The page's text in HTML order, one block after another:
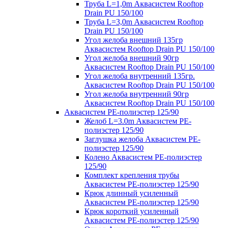
Труба L=1,0m Аквасистем Rooftop
Drain PU 150/100
Труба L=3,0m Аквасистем Rooftop
Drain PU 150/100
Угол желоба внешний 135гр
Аквасистем Rooftop Drain PU 150/100
Угол желоба внешний 90гр
Аквасистем Rooftop Drain PU 150/100
Угол желоба внутренний 135гр.
Аквасистем Rooftop Drain PU 150/100
Угол желоба внутренний 90гр
Аквасистем Rooftop Drain PU 150/100
Аквасистем PE-полиэстер 125/90
Желоб L=3.0m Аквасистем PE-
полиэстер 125/90
Заглушка желоба Аквасистем PE-
полиэстер 125/90
Колено Аквасистем PE-полиэстер
125/90
Комплект крепления трубы
Аквасистем PE-полиэстер 125/90
Крюк длинный усиленный
Аквасистем PE-полиэстер 125/90
Крюк короткий усиленный
Аквасистем PE-полиэстер 125/90